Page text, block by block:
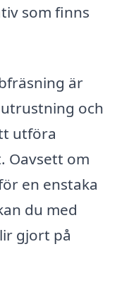
som finns
är
och
utföra
Oavsett om
en enstaka
du med
gjort på